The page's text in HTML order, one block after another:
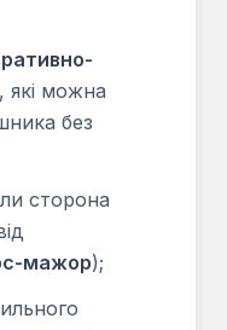
, які можна
без
сторона
мажор);